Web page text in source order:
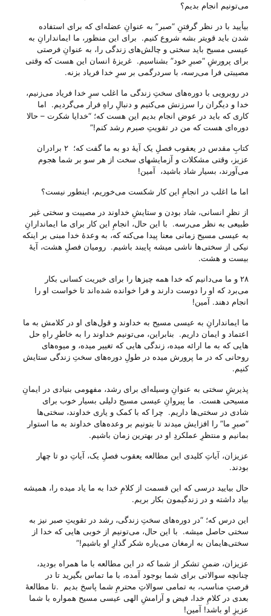
می‌‌تونیم انجام بدیم؟
بیأیید با در نظر گرفتنِ “صبر” به عنوانِ عضله‌ای که برای استفاده
شدن باید قویتر بشه شروع کنیم. برای این منظور، ما ایماندارانِ به
عیسی مسیح باید سختی و چالش‌های زندگی را، به عنوانِ فرصتی
برای پرورشِ “صبرِ خود” بشناسیم. غریزهٔ انسان این هست که وقتی
مصیبتی فرا می‌‌رسه، با سردرگمی بر سرِ خدا فریاد بزنه.
در روبرویی با دوره‌های سختِ زندگی ما اغلب سرِ خدا فریاد می‌‌زنیم،
خدا و دیگران را سرزنش می‌‌کنیم و دنبالِ راهِ فرار می‌‌گردیم. اما
کاری که باید در عوض انجام بدیم این هست که؛ “خدایا شکرت – حالا
دوره‌ای هست که من در تقویتِ صبرم رشد کنم!”
کتابِ مقدس در یعقوب فصلِ یک آیهٔ دو به ما گفت که؛ ۲ برادران
عزیز، وقتی مشکلات و آزمایشهای سخت از هر سو بر شما هجوم
می‌آورند، بسیار شاد باشید، آمین!
اما ما اغلب در انجامِ این کار شکست می‌‌خوریم، اینطور نیست؟
از نظرِ انسانی، شاد بودن و ستایشِ خداوند در مصیبت و سختی غیر
طبیعی به نظر می‌‌رسه. با این حال، انجامِ این کار برای ما ایماندارانِ
به عیسی مسیح زمانی معنا پیدا می‌‌کنه که، به وعدهٔ خدا مبنی بر اینکه
نیکی از سختی‌ها ناشی میشه پایبند باشیم. رومیان فصلِ هشت، آیهٔ
بیست و هشت.
۲۸ و ما می‌دانیم که خدا همه چیزها را برای خیریت کسانی بکار
می‌برد که او را دوست دارند و فرا خوانده شده‌اند تا خواست او را
انجام دهند. آمین!
ما ایماندارانِ به عیسی مسیح به خداوند و قول‌های او در کلامش به ما
اعتماد و ایمان داریم. بنابراین، می‌‌تونیم خداوند را به خاطرِ راهِ حل
هایی که به ما ارائه میده، زندگی هایی که تغییر میده، و میوه‌های
روحانی که در ما پرورش میده در طولِ دوره‌های سختِ زندگی ستایش
کنیم.
پذیرشِ سختی به عنوانِ وسیله‌ای برای رشد، مفهومی بنیادی در ایمانِ
مسیحی هست. ما پیروانِ عیسی مسیح دلیلی بسیار خوب برای
شادی در سختی‌ها داریم. چرا که با کمک و یاری خداوند، سختی‌ها
“صبرِ ما” را افزایش میدند تا بتونیم بر وعده‌های خداوند به ما استوار
بمانیم و منتظرِ عملکردِ او در بهترین زمان باشیم.
عزیزان، آیاتِ کلیدی این مطالعه یعقوب فصلِ یک، آیاتِ دو تا چهار
بودند.
حال بیایید درسی که این قسمت از کلامِ خدا به ما یاد میده را، همیشه
بیاد داشته و در زندگیمون بکار بریم.
این درس که؛ “در دوره‌های سختِ زندگی، رشد در تقویتِ صبر نیز به
سختی حاصل میشه. با این حال، می‌‌تونیم از خوبی‌ هایی که خدا از
سختی‌هایمان به ارمغان می‌‌یاره شکر گذارِ او باشیم!”
عزیزان، ضمنِ تشکر از شما که در این مطالعه با ما همراه بودید،
چنانچه سوالاتی برای شما بوجود آمده، با ما تماس بگیرید تا در
فرصتِ مناسب، به تمامی سوالاتِ محترمِ شما پاسخ بدیم .تا مطالعهٔ
بعدی در کلامِ خدا، فیض و آرامشِ الهی عیسی مسیح همواره با شما
عزیزِ او باشد! آمین!